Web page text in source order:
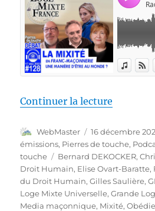
Continuer la lecture
Auteur
WebMaster
Publié
le
16 décembre
émissions, Pierres de touche,
touche
Étiquettes
Bernard DEKOCKER,
Droit Humain, Elise Ovart-Baratte,
du Droit Humain,Gilles Saulière,
Loge Mixte Universelle,Grande
Media maçonnique, Mixité,